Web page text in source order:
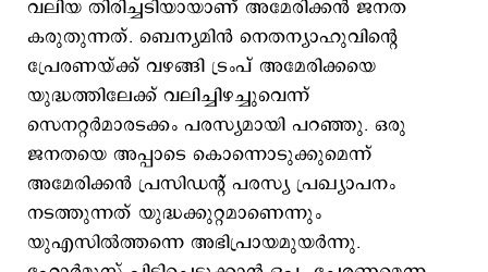
വലിയ തിരിച്ചടിയായാണ് അമേരിക്കന്‍ ജനത
കരുതുന്നത്. ബെന്യമിന്‍ നെതന്യാഹുവിന്‍റെ
പ്രേരണയ്ക്ക് വഴങ്ങി ട്രംപ് അമേരിക്കയെ
യുദ്ധത്തിലേക്ക് വലിച്ചിഴച്ചുവെന്ന്
സെനറ്റര്‍മാരടക്കം പരസ്യമായി പറഞ്ഞു. ഒരു
ജനതയെ അപ്പാടെ കൊന്നൊടുക്കുമെന്ന്
അമേരിക്കന്‍ പ്രസിഡന്‍റ് പരസ്യ പ്രഖ്യാപനം
നടത്തുന്നത് യുദ്ധക്കുറ്റമാണെന്നും
യുഎസില്‍ത്തന്നെ അഭിപ്രായമുയര്‍ന്നു.